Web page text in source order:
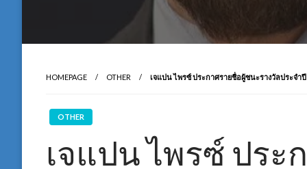
HOMEPAGE OTHER เจแปน ไพรซ์ ประกาศรายชื่อผู้ชนะรางวัลประจำปี
OTHER
เจแปน ไพรซ์ ปร